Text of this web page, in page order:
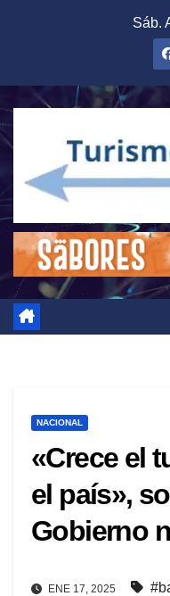
Sáb.
NACIONAL
«Crece el
el país»,
Gobierno
ENE 17, 2025